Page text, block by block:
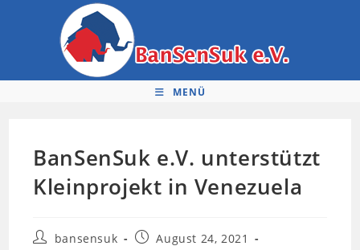
MENÜ
BanSenSuk e.V. unterstützt
Kleinprojekt in Venezuela
bansensuk
August 24, 2021